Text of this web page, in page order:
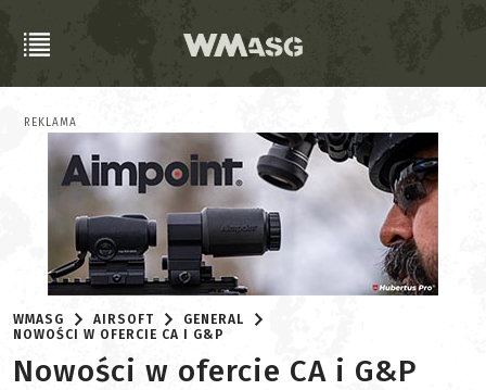
REKLAMA
WMASG AIRSOFT
GENERAL
NOWOŚCI W OFERCIE CA I G&P
Nowości w ofercie CA i G&P